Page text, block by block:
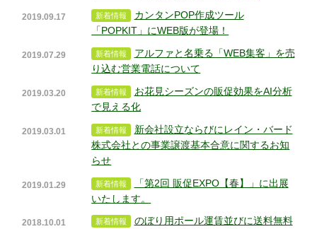
2019.09.17
カンタンPOP作成ツール
「POPKIT」にWEB版が登場！
2019.07.29
アルファと名乗る「WEB集客」を売
り込む営業電話について
2019.03.20
お花見シーズンの販促効果をAI分析
で見える化
2019.03.01
新会社設立ならびにレイン・バード
株式会社との事業譲渡基本合意に関するお知
らせ
2019.01.29
「第2回 販促EXPO【春】」に出展
いたします。
2018.10.01
のぼり用ポール運賃並びに送料無料